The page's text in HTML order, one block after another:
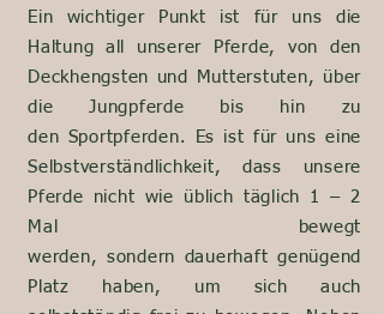
Ein wichtiger Punkt ist für uns die
Haltung all unserer Pferde, von den
Deckhengsten und Mutterstuten, über
die Jungpferde
bis hin zu
den Sportpferden. Es ist für uns eine
Selbstverständlichkeit, dass unsere
Pferde nicht wie üblich täglich 1 – 2
Mal bewegt
werden, sondern dauerhaft genügend
Platz haben, um sich auch